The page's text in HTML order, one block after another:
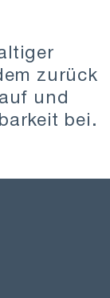
zurück
und
bei.